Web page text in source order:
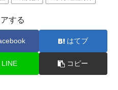
する
はてブ
LINE コピー